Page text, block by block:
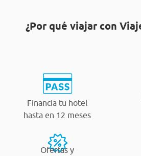
¿Por qué viajar con
Financia tu hotel
hasta en 12 meses
Ofertas y